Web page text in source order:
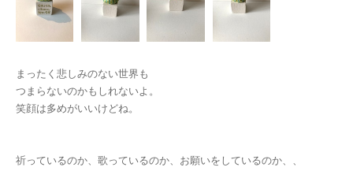
まったく悲しみのない世界も
つまらないのかもしれないよ。
笑顔は多めがいいけどね。
祈っているのか、歌っているのか、お願いをしているのか、、